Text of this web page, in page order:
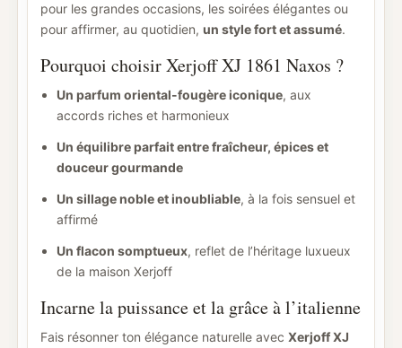
pour les grandes occasions, les soirées élégantes ou
pour affirmer, au quotidien, un style fort et assumé.
Pourquoi choisir Xerjoff XJ 1861 Naxos ?
Un parfum oriental-fougère iconique, aux
accords riches et harmonieux
Un équilibre parfait entre fraîcheur, épices et
douceur gourmande
Un sillage noble et inoubliable, à la fois sensuel et
affirmé
Un flacon somptueux, reflet de l’héritage luxueux
de la maison Xerjoff
Incarne la puissance et la grâce à l’italienne
Fais résonner ton élégance naturelle avec Xerjoff XJ